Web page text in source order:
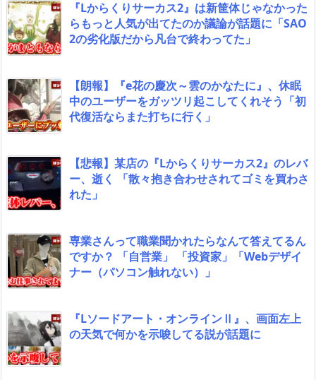
『Lからくりサーカス2』は新筐体じゃなかった
らもっと人気が出てたのか議論が話題に「SAO
2の劣化版だから凡台で終わってた」
【朗報】『e花の慶次～雲のかなたに』、休眠
中のユーザーをガッツリ起こしてくれそう「初
代復活ならまた打ちに行く」
【悲報】某店の『Lからくりサーカス2』のレバ
ー、逝く 「散々抱き合わせされてゴミを買わさ
れた」
専業さんって職業聞かれたらなんて答えてるん
ですか？ 「自営業」 「投資家」「Webデザイ
ナー（パソコン触れない）」
『Lソードアート・オンラインⅡ』、画面左上
の天気で何かを示唆してる説が話題に